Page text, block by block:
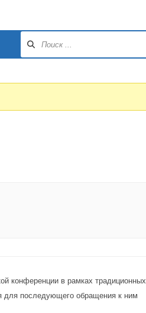
конференции в рамках традиционных
для последующего обращения к ним